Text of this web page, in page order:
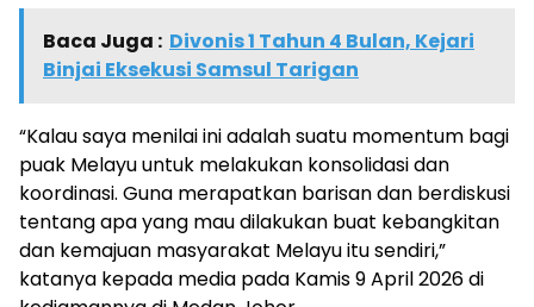
Baca Juga : Divonis 1 Tahun 4 Bulan, Kejari
Binjai Eksekusi Samsul Tarigan
“Kalau saya menilai ini adalah suatu momentum bagi
puak Melayu untuk melakukan konsolidasi dan
koordinasi. Guna merapatkan barisan dan berdiskusi
tentang apa yang mau dilakukan buat kebangkitan
dan kemajuan masyarakat Melayu itu sendiri,”
katanya kepada media pada Kamis 9 April 2026 di